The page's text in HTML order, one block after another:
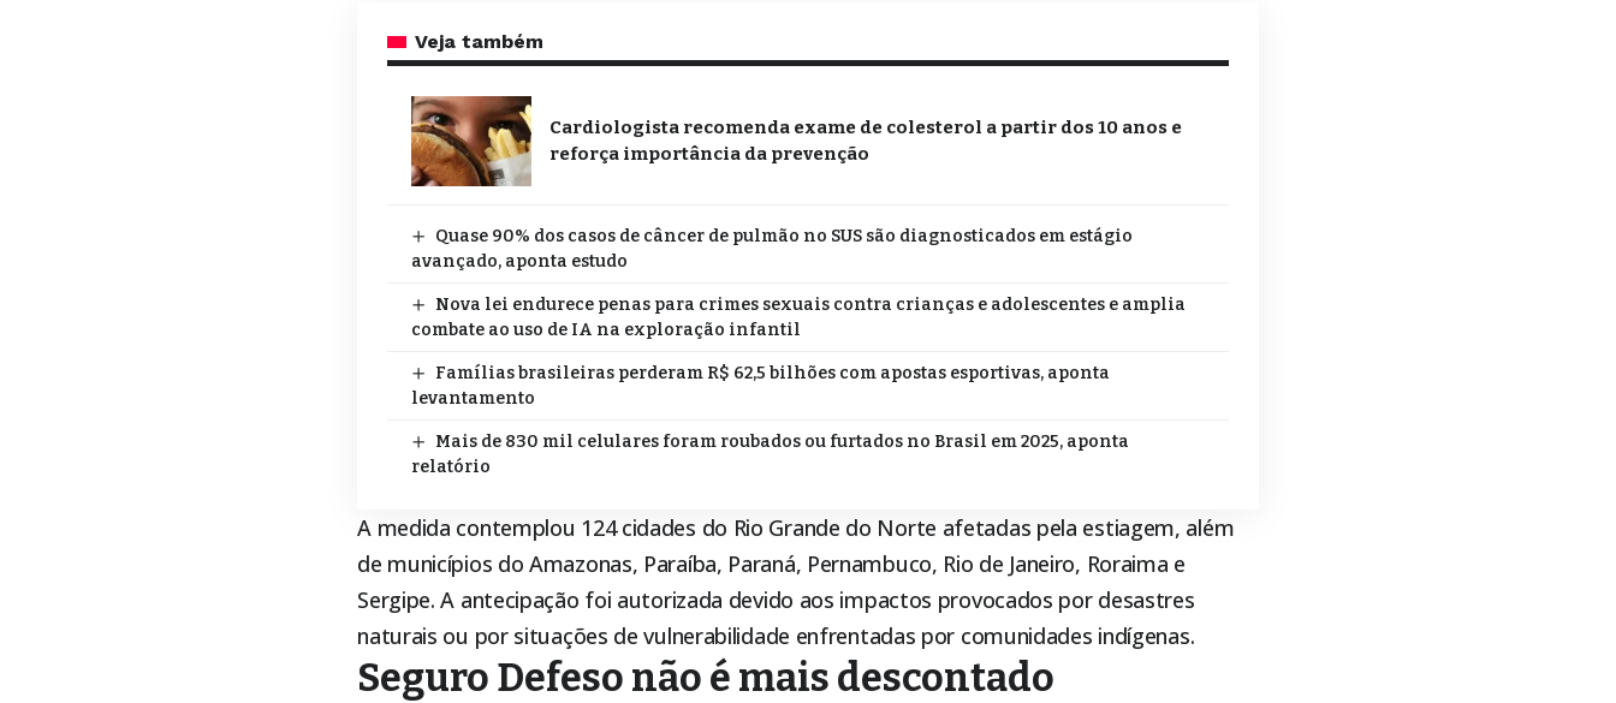
Veja também
Cardiologista recomenda exame de colesterol a partir dos 10 anos e
reforça importância da prevenção
Quase 90% dos casos de câncer de pulmão no SUS são diagnosticados em estágio
avançado, aponta estudo
Nova lei endurece penas para crimes sexuais contra crianças e adolescentes e amplia
combate ao uso de IA na exploração infantil
Famílias brasileiras perderam R$ 62,5 bilhões com apostas esportivas, aponta
levantamento
Mais de 830 mil celulares foram roubados ou furtados no Brasil em 2025, aponta
relatório
A medida contemplou 124 cidades do Rio Grande do Norte afetadas pela estiagem, além
de municípios do Amazonas, Paraíba, Paraná, Pernambuco, Rio de Janeiro, Roraima e
Sergipe. A antecipação foi autorizada devido aos impactos provocados por desastres
naturais ou por situações de vulnerabilidade enfrentadas por comunidades indígenas.
Seguro Defeso não é mais descontado